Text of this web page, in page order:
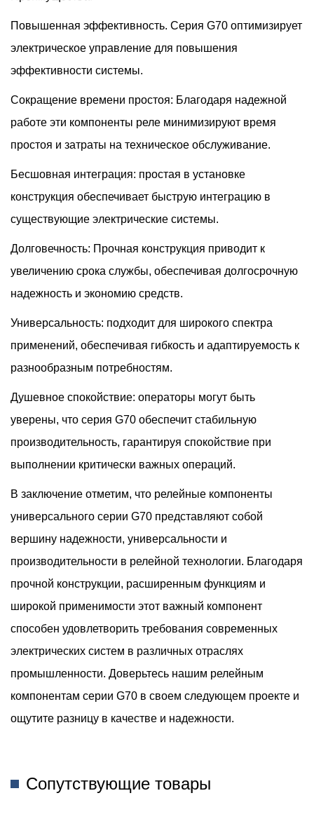
Повышенная эффективность. Серия G70 оптимизирует
электрическое управление для повышения
эффективности системы.
Сокращение времени простоя: Благодаря надежной
работе эти компоненты реле минимизируют время
простоя и затраты на техническое обслуживание.
Бесшовная интеграция: простая в установке
конструкция обеспечивает быструю интеграцию в
существующие электрические системы.
Долговечность: Прочная конструкция приводит к
увеличению срока службы, обеспечивая долгосрочную
надежность и экономию средств.
Универсальность: подходит для широкого спектра
применений, обеспечивая гибкость и адаптируемость к
разнообразным потребностям.
Душевное спокойствие: операторы могут быть
уверены, что серия G70 обеспечит стабильную
производительность, гарантируя спокойствие при
выполнении критически важных операций.
В заключение отметим, что релейные компоненты
универсального серии G70 представляют собой
вершину надежности, универсальности и
производительности в релейной технологии. Благодаря
прочной конструкции, расширенным функциям и
широкой применимости этот важный компонент
способен удовлетворить требования современных
электрических систем в различных отраслях
промышленности. Доверьтесь нашим релейным
компонентам серии G70 в своем следующем проекте и
ощутите разницу в качестве и надежности.
Сопутствующие товары